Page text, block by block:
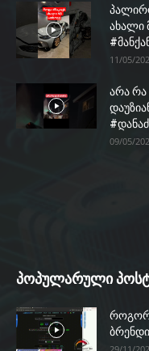
ახალი
11/05/
არა რა
09/05/
პოპულარული
როგორ